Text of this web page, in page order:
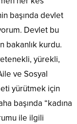
başında devlet
Devlet bu
bakanlık kurdu.
yürekli,
ve Sosyal
yürütmek için
başında “kadına
ile ilgili